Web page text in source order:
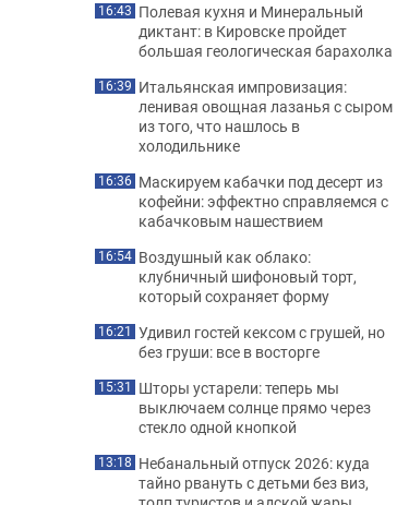
16:43 Полевая кухня и Минеральный
диктант: в Кировске пройдет
большая геологическая барахолка
16:39 Итальянская импровизация:
ленивая овощная лазанья с сыром
из того, что нашлось в
холодильнике
16:36 Маскируем кабачки под десерт из
кофейни: эффектно справляемся с
кабачковым нашествием
16:54 Воздушный как облако:
клубничный шифоновый торт,
который сохраняет форму
16:21 Удивил гостей кексом с грушей, но
без груши: все в восторге
15:31 Шторы устарели: теперь мы
выключаем солнце прямо через
стекло одной кнопкой
13:18 Небанальный отпуск 2026: куда
тайно рвануть с детьми без виз,